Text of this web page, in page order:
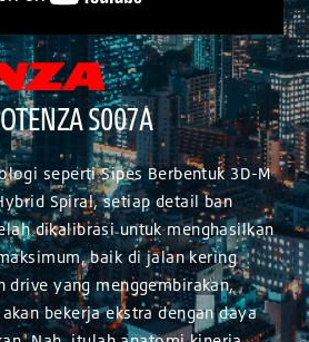
S007A
seperti Sipes Berbentuk 3D-M
Spiral, setiap detail ban
dikalibrasi untuk menghasilkan
baik di jalan kering
drive yang menggembirakan,
akan bekerja ekstra dengan daya